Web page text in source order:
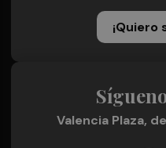
Valencia Plaza,